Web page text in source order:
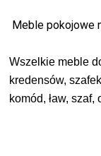
Meble pokojowe
Wszelkie meble d
kredensów,
komód, ław,